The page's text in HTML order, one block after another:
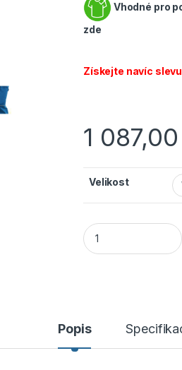
Vhodné pro
zde
Získejte navíc
1 087,00
Velikost
CANIS CXS
Popis